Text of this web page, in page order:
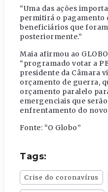
“Uma das ações
permitirá o pagamento
beneficiários que
posteriormente.”
Maia afirmou ao
“programado votar a
presidente da Câmara
orçamento de guerra,
orçamento paralelo
emergenciais que
enfrentamento do
Fonte: “O Globo”
Tags:
Crise do coronavírus